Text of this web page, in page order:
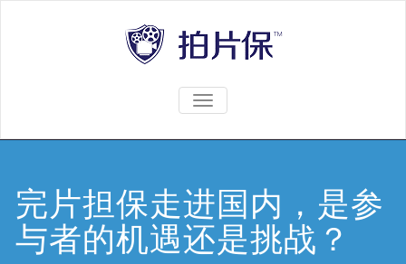
TOGGLE
完片担保走进国内，是参
与者的机遇还是挑战？